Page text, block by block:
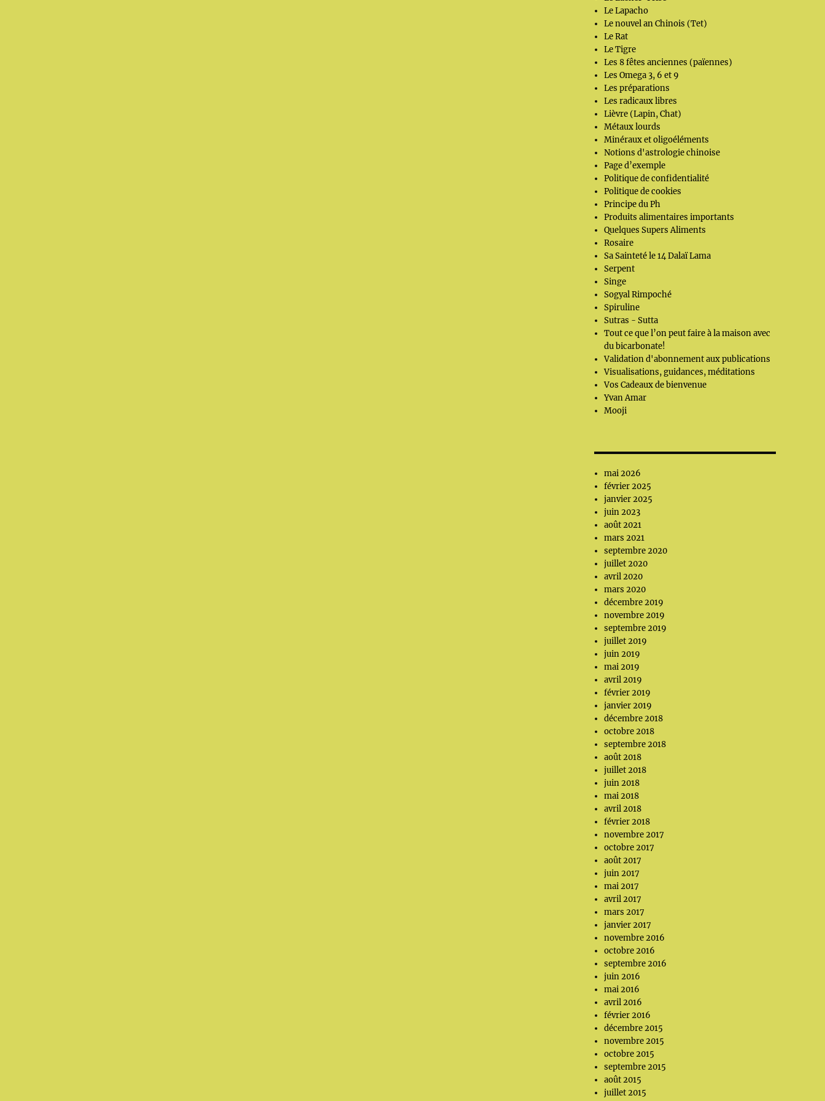
Le Lapacho
Le nouvel an Chinois (Tet)
Le Rat
Le Tigre
Les 8 fêtes anciennes (païennes)
Les Omega 3, 6 et 9
Les préparations
Les radicaux libres
Lièvre (Lapin, Chat)
Métaux lourds
Minéraux et oligoéléments
Notions d'astrologie chinoise
Page d’exemple
Politique de confidentialité
Politique de cookies
Principe du Ph
Produits alimentaires importants
Quelques Supers Aliments
Rosaire
Sa Sainteté le 14 Dalaï Lama
Serpent
Singe
Sogyal Rimpoché
Spiruline
Sutras - Sutta
Tout ce que l’on peut faire à la maison avec
du bicarbonate!
Validation d'abonnement aux publications
Visualisations, guidances, méditations
Vos Cadeaux de bienvenue
Yvan Amar
Mooji
mai 2026
février 2025
janvier 2025
juin 2023
août 2021
mars 2021
septembre 2020
juillet 2020
avril 2020
mars 2020
décembre 2019
novembre 2019
septembre 2019
juillet 2019
juin 2019
mai 2019
avril 2019
février 2019
janvier 2019
décembre 2018
octobre 2018
septembre 2018
août 2018
juillet 2018
juin 2018
mai 2018
avril 2018
février 2018
novembre 2017
octobre 2017
août 2017
juin 2017
mai 2017
avril 2017
mars 2017
janvier 2017
novembre 2016
octobre 2016
septembre 2016
juin 2016
mai 2016
avril 2016
février 2016
décembre 2015
novembre 2015
octobre 2015
septembre 2015
août 2015
juillet 2015